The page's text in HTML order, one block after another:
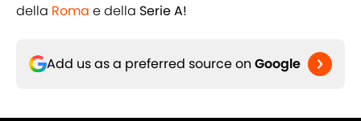
della Roma e della Serie A!
Add us as a preferred source on Google